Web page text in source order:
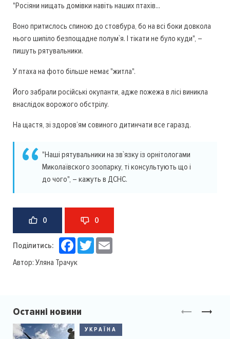
"Росіяни нищать домівки навіть наших птахів...
Воно притислось спиною до стовбура, бо на всі боки довкола
нього шипіло безпощадне полум`я. І тікати не було куди", –
пишуть рятувальники.
У птаха на фото більше немає "житла".
Його забрали російські окупанти, адже пожежа в лісі виникла
внаслідок ворожого обстрілу.
На щастя, зі здоров’ям совиного дитинчати все гаразд.
"Наші рятувальники на зв`язку із орнітологами
Миколаївского зоопарку, ті консультують що і
до чого", – кажуть в ДСНС.
0 0
Поділитись: Facebook
Twitter
Автор: Уляна Трачук
Останні новини
УКРАЇНА